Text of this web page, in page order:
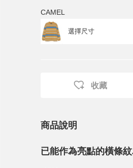
CAMEL
收藏
商品說明
已能作為亮點的橫條